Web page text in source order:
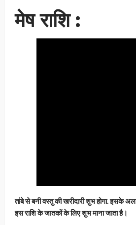
मेष राशि :
तांबे से बनी वस्तु की खरीदारी शुभ होगा. इसके
इस राशि के जातकों के लिए शुभ माना जाता है।